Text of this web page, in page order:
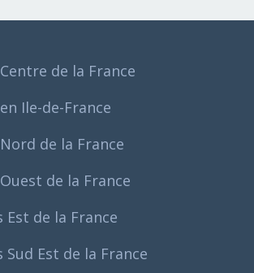
de la France
Ile-de-France
de la France
de la France
Est de la France
Sud Est de la France